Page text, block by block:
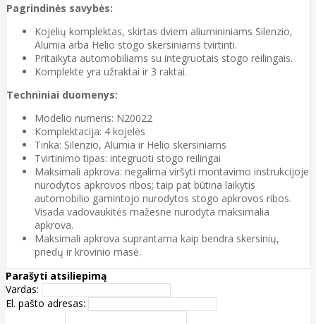
Pagrindinės savybės:
Kojelių komplektas, skirtas dviem aliumininiams Silenzio,
Alumia arba Helio stogo skersiniams tvirtinti.
Pritaikyta automobiliams su integruotais stogo reilingais.
Komplekte yra užraktai ir 3 raktai.
Techniniai duomenys:
Modelio numeris: N20022
Komplektacija: 4 kojelės
Tinka: Silenzio, Alumia ir Helio skersiniams
Tvirtinimo tipas: integruoti stogo reilingai
Maksimali apkrova: negalima viršyti montavimo instrukcijoje
nurodytos apkrovos ribos; taip pat būtina laikytis
automobilio gamintojo nurodytos stogo apkrovos ribos.
Visada vadovaukitės mažesne nurodyta maksimalia
apkrova.
Maksimali apkrova suprantama kaip bendra skersinių,
priedų ir krovinio masė.
Parašyti atsiliepimą
Vardas:
El. pašto adresas: